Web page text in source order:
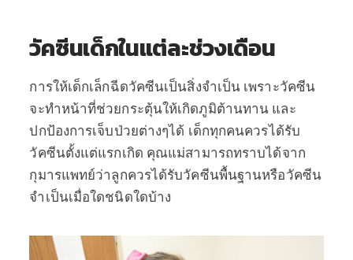
วัคซีนเด็กในแต่ละช่วงเดือน
วัคซีนเด็กในแต่ละช่วงเดือน
การให้เด็กเล็กฉีดวัคซีนเป็นสิ่งจำเป็น เพราะวัคซีน
จะทำหน้าที่ช่วยกระตุ้นให้เกิดภูมิต้านทาน และ
ปกป้องการเจ็บป่วยต่างๆได้ เด็กทุกคนควรได้รับ
วัคซีนตั้งแต่แรกเกิด คุณแม่สามารถทราบได้จาก
กุมารแพทย์ว่าลูกควรได้รับวัคซีนพื้นฐานหรือวัคซีน
จำเป็นเมื่อใดชนิดใดบ้าง